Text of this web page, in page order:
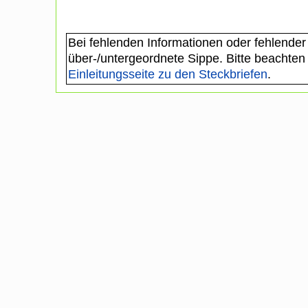
Bei fehlenden Informationen oder
über-/untergeordnete Sippe. Bitte
Einleitungsseite zu den Steckbriefen.